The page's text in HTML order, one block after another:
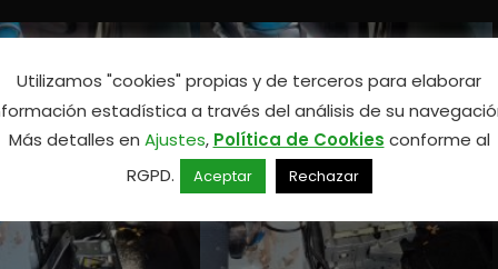
Utilizamos "cookies" propias y de terceros para elaborar
estadística a través del análisis de su
Más detalles en Ajustes, Política de Cookies conforme al
RGPD.
Aceptar Rechazar